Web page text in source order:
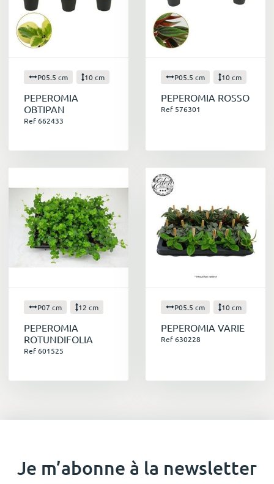
P05.5 cm 10 cm
PEPEROMIA
OBTIPAN
Ref 662433
P05.5 cm 10 cm
PEPEROMIA ROSSO
Ref 576301
P07 cm 12 cm
PEPEROMIA
ROTUNDIFOLIA
Ref 601525
P05.5 cm 10 cm
PEPEROMIA VARIE
Ref 630228
Je m’abonne à la newsletter